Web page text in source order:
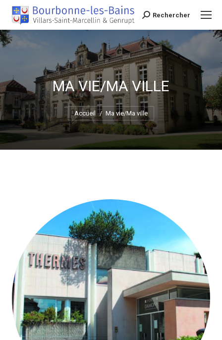
Recherche
Rechercher
MA VIE/MA VILLE
Vous êtes ici :
Accueil Ma vie/Ma ville